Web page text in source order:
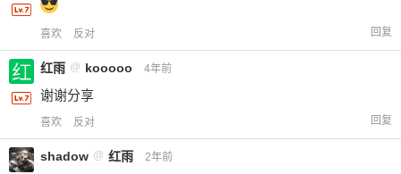
喜欢 反对 回复
红雨 @ kooooo 4年前
谢谢分享
喜欢 反对 回复
shadow @ 红雨 2年前